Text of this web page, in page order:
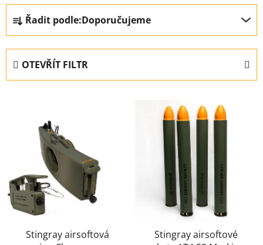
Ř
a
z
n
í
k
t
ů
Řadit podle:Doporučujeme
OTEVŘÍT FILTR
p
r
o
Stingray airsoftová
Stingray airsoftové